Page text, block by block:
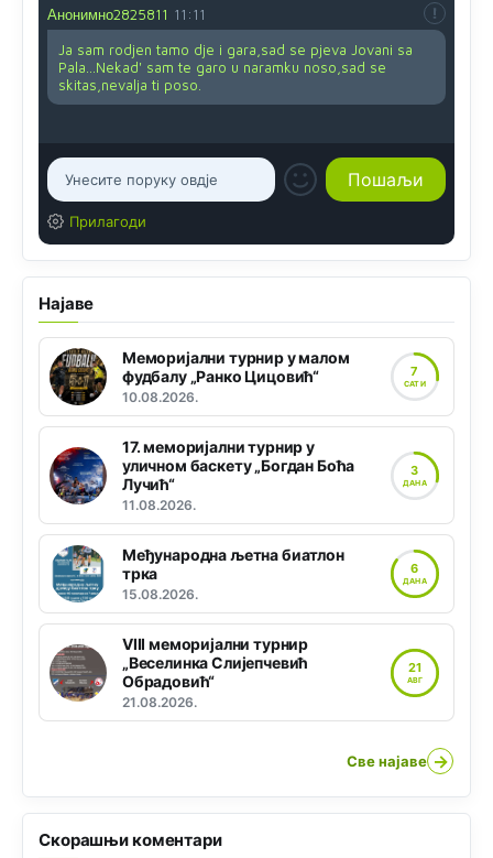
Анонимно2825811 11:11
Ja sam rodjen tamo dje i gara,sad se pjeva Jovani sa
Pala...Nekad' sam te garo u naramku noso,sad se
skitas,nevalja ti poso.
Прилагоди
Најаве
Меморијални турнир у малом
фудбалу „Ранко Цицовић“
10.08.2026.
7
САТИ
17. меморијални турнир у
уличном баскету „Богдан Боћа
Лучић“
11.08.2026.
3
ДАНА
Међународна љетна биатлон
трка
15.08.2026.
6
ДАНА
VIII меморијални турнир
„Веселинка Слијепчевић
Обрадовић“
21.08.2026.
21
АВГ
Све најаве →
Скорашњи коментари